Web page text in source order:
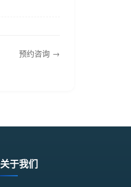
预约咨询 →
关于我们